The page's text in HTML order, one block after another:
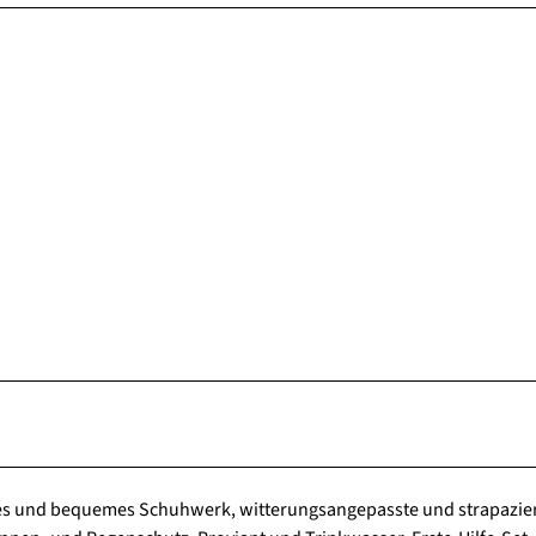
und bequemes Schuhwerk, witterungsangepasste und